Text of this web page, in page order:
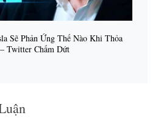
Sẽ Phản Ứng Thế Nào Khi Thỏa
Twitter Chấm Dứt